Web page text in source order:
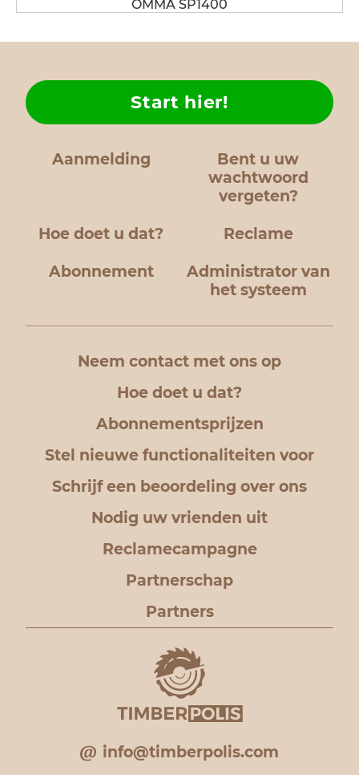
OMMA SP1400
Aanmelding
Bent u uw
wachtwoord
vergeten?
Hoe doet u dat?
Start hier!
Reclame
Abonnement
Administrator van
het systeem
Neem contact met ons op
Hoe doet u dat?
Abonnementsprijzen
Stel nieuwe functionaliteiten voor
Schrijf een beoordeling over ons
Nodig uw vrienden uit
Reclamecampagne
Partnerschap
Partners
info@timberpolis.com